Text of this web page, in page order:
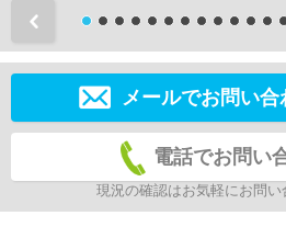
メールでお問い合
電話でお問い
現況の確認はお気軽にお問い